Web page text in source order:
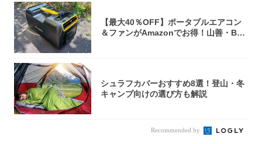
【最大40％OFF】ポータブルエアコン
＆ファンがAmazonでお得！山善・Bo
シュラフカバーおすすめ8選！登山・冬
キャンプ向けの選び方も解説
Recommended by